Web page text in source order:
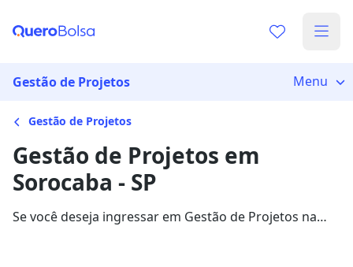
Gestão de Projetos Menu
Gestão de Projetos
Gestão de Projetos em
Sorocaba - SP
Se você deseja ingressar em Gestão de Projetos na